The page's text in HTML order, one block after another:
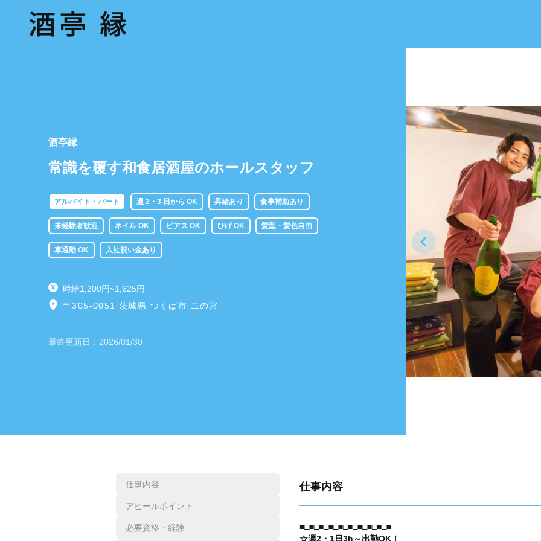
酒亭縁
常識を覆す和食居酒屋のホールスタッフ
アルバイト・パート 週 2・3 日から OK 昇給あり 食事補助あり
未経験者歓迎 ネイル OK ピアス OK ひげ OK 髪型・髪色自由
車通勤 OK 入社祝い金あり
時給1,200円~1,625円
〒305-0051 茨城県 つくば市 二の宮
最終更新日： 2026/01/30
仕事内容
アピールポイント
必要資格・経験
仕事内容
■□■□■□■□■□■□■□■□■□■
☆週2・1日3h～出勤OK！